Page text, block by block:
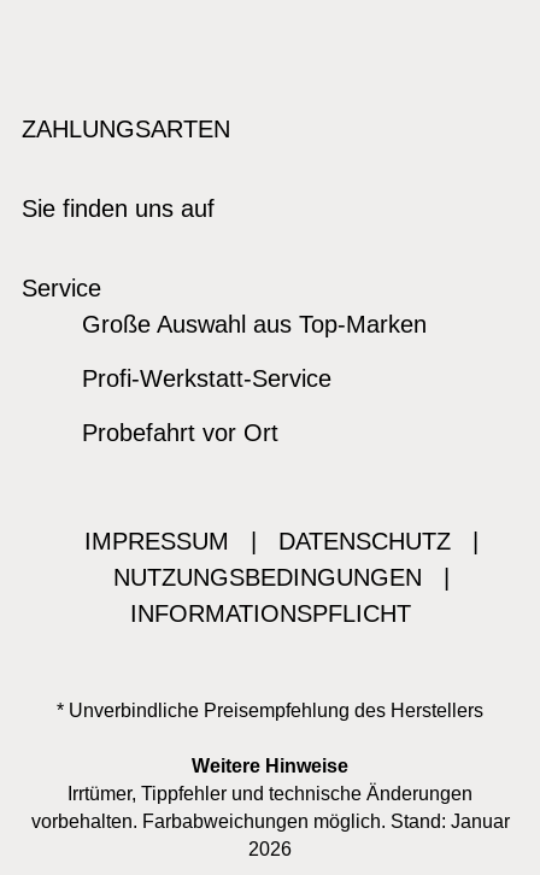
ZAHLUNGSARTEN
Sie finden uns auf
Service
Große Auswahl aus Top-Marken
Profi-Werkstatt-Service
Probefahrt vor Ort
IMPRESSUM DATENSCHUTZ
NUTZUNGSBEDINGUNGEN
INFORMATIONSPFLICHT
* Unverbindliche Preisempfehlung des Herstellers
Weitere Hinweise
Irrtümer, Tippfehler und technische Änderungen
vorbehalten. Farbabweichungen möglich. Stand: Januar
2026